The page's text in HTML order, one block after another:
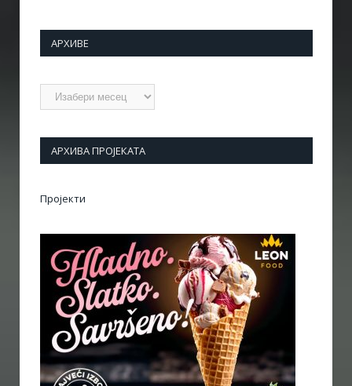
АРХИВЕ
Архиве
АРХИВА ПРОЈЕКАТА
Пројекти